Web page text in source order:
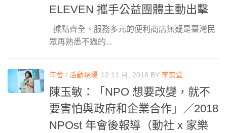
ELEVEN 攜手公益團體主動出擊
據點齊全、服務多元的便利商店無疑是臺灣民
眾再熟悉不過的...
年會 / 活動現場 12 11 月, 2018 BY 李奕萱
陳玉敏：「NPO 想要改變，就不
要害怕與政府和企業合作」／2018
NPOst 年會後報導（​動社 x 家樂